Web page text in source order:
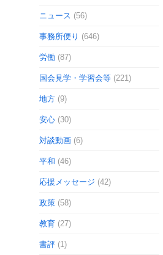
ニュース (56)
事務所便り (646)
労働 (87)
国会見学・学習会等 (221)
地方 (9)
安心 (30)
対談動画 (6)
平和 (46)
応援メッセージ (42)
政策 (58)
教育 (27)
書評 (1)